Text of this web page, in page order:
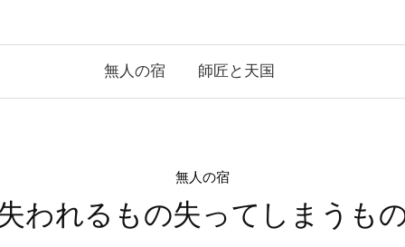
無人の宿 師匠と天国
無人の宿
われるもの失ってしまうも